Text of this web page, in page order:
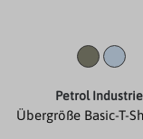
Petrol
Übergröße Basic-T-